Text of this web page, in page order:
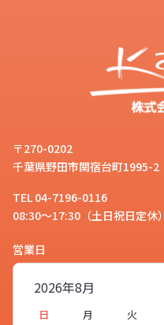
〒270-0202
千葉県野田市関宿台町1995-2
TEL 04-7196-0116
08:30～17:30（土日祝日定休）
営業日
8月
2026年
日 月 火